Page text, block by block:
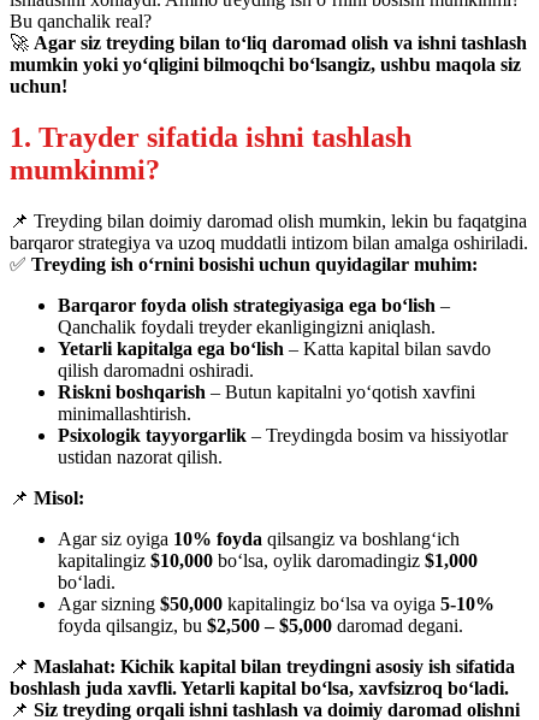
Bu qanchalik real?
🚀 Agar siz treyding bilan to‘liq daromad olish va ishni tashlash
mumkin yoki yo‘qligini bilmoqchi bo‘lsangiz, ushbu maqola siz
uchun!
1. Trayder sifatida ishni tashlash
mumkinmi?
📌 Treyding bilan doimiy daromad olish mumkin, lekin bu faqatgina
barqaror strategiya va uzoq muddatli intizom bilan amalga oshiriladi.
✅ Treyding ish o‘rnini bosishi uchun quyidagilar muhim:
Barqaror foyda olish strategiyasiga ega bo‘lish –
Qanchalik foydali treyder ekanligingizni aniqlash.
Yetarli kapitalga ega bo‘lish – Katta kapital bilan savdo
qilish daromadni oshiradi.
Riskni boshqarish – Butun kapitalni yo‘qotish xavfini
minimallashtirish.
Psixologik tayyorgarlik – Treydingda bosim va hissiyotlar
ustidan nazorat qilish.
📌 Misol:
Agar siz oyiga 10% foyda qilsangiz va boshlang‘ich
kapitalingiz $10,000 bo‘lsa, oylik daromadingiz $1,000
bo‘ladi.
Agar sizning $50,000 kapitalingiz bo‘lsa va oyiga 5-10%
foyda qilsangiz, bu $2,500 – $5,000 daromad degani.
📌 Maslahat: Kichik kapital bilan treydingni asosiy ish sifatida
boshlash juda xavfli. Yetarli kapital bo‘lsa, xavfsizroq bo‘ladi.
📌 Siz treyding orqali ishni tashlash va doimiy daromad olishni